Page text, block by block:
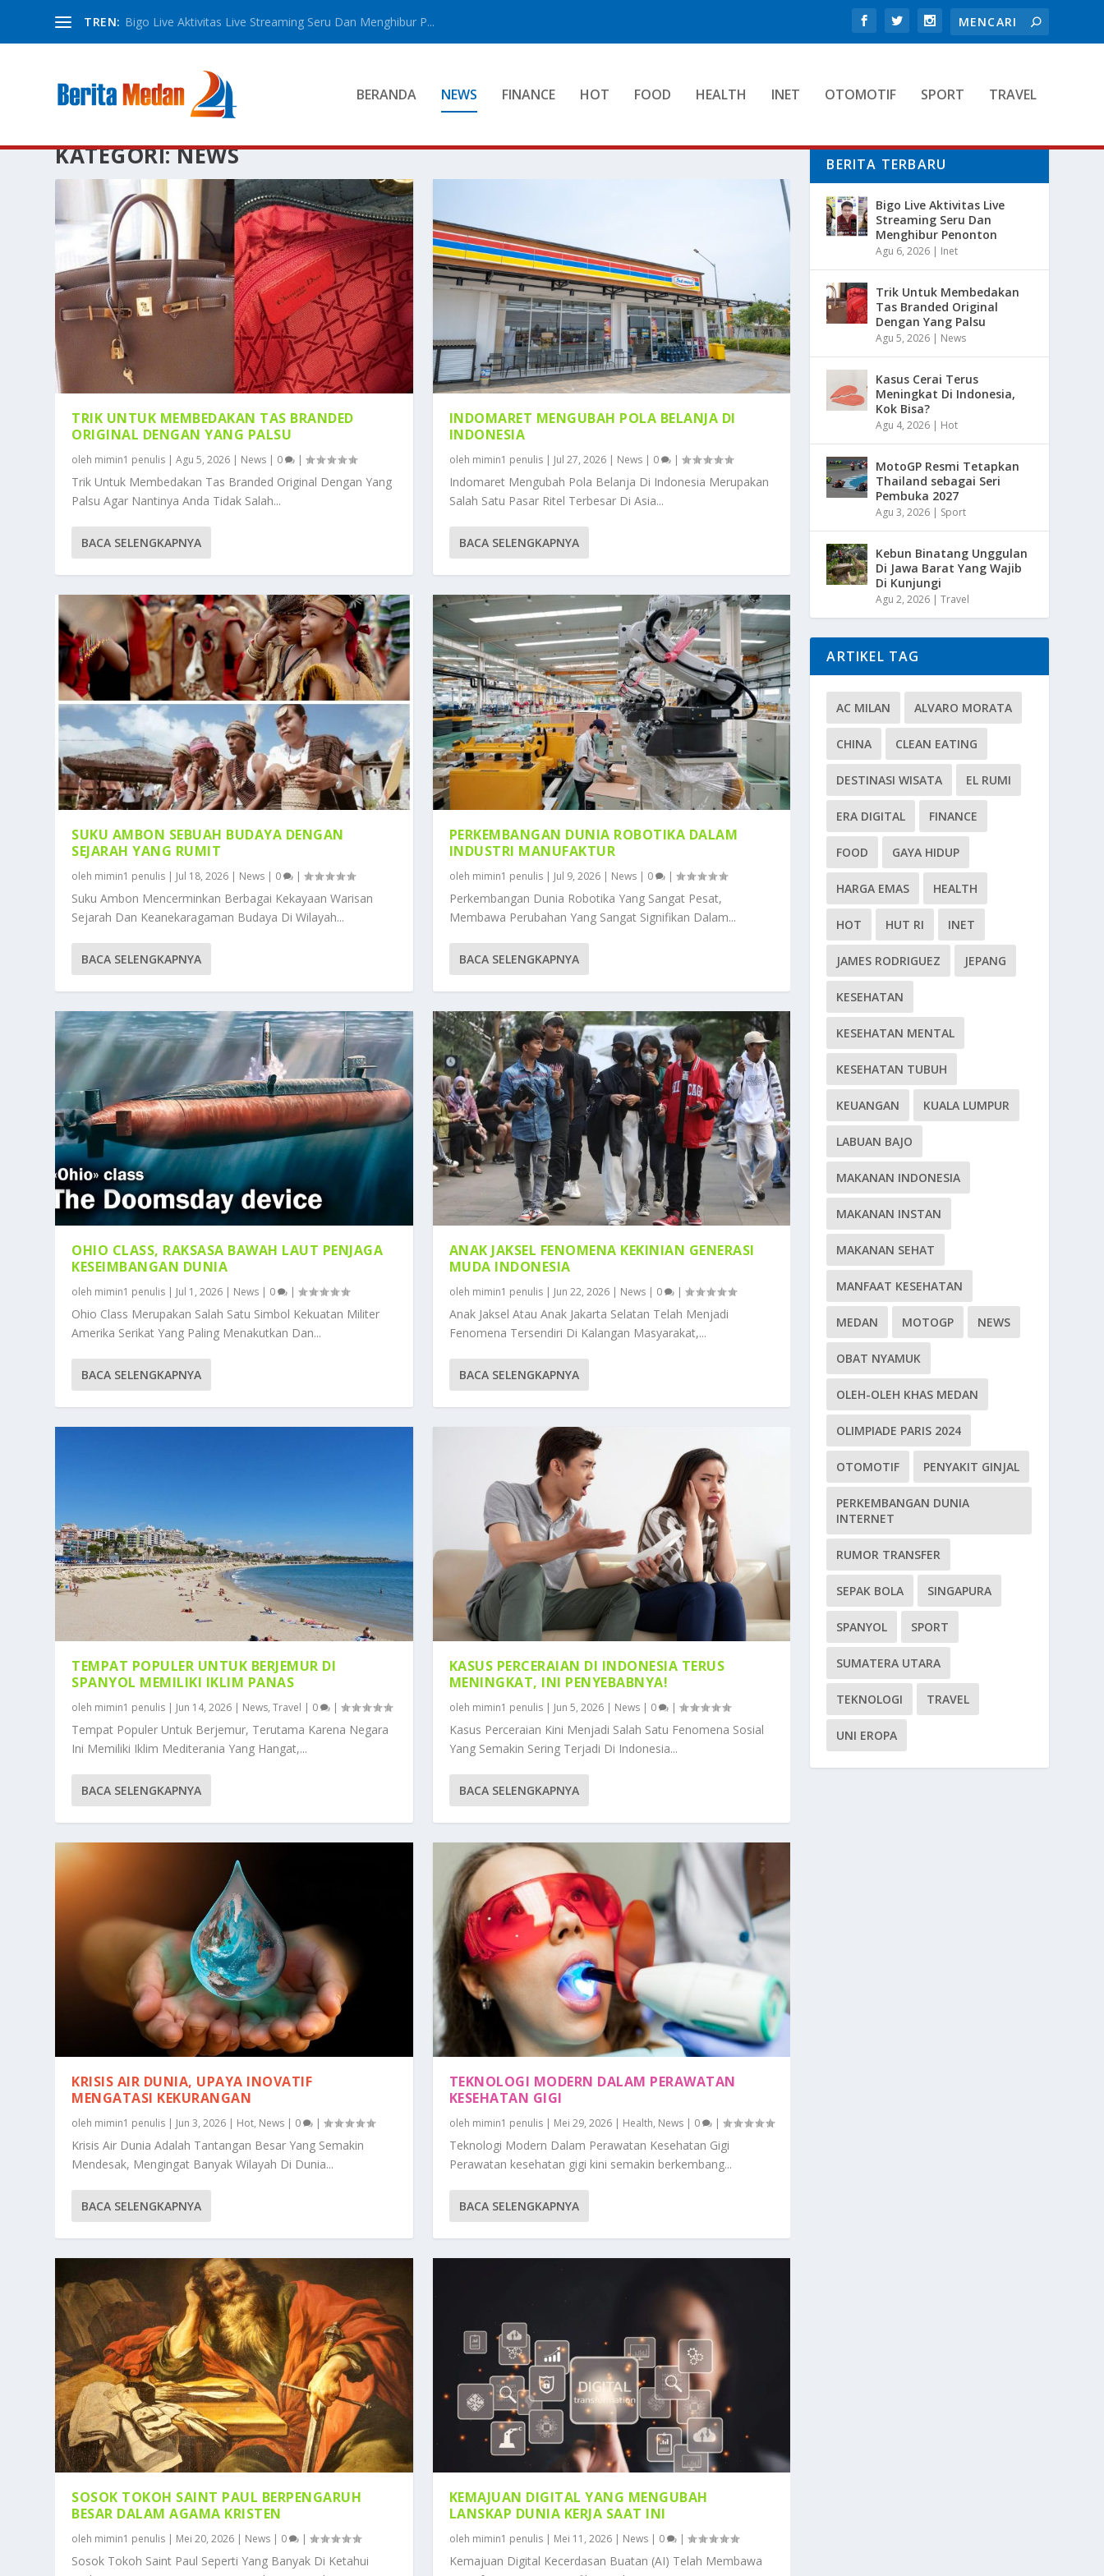
TREN: Bigo Live Aktivitas Live Streaming Seru Dan Menghibur P...
BERANDA NEWS FINANCE HOT FOOD HEALTH INET OTOMOTIF SPORT TRAVEL
KATEGORI:NEWS
TRIK UNTUK MEMBEDAKAN TAS BRANDED
ORIGINAL DENGAN YANG PALSU
oleh mimin1 penulis |Agu 5, 2026 | News | 0 |
Trik Untuk Membedakan Tas Branded Original Dengan Yang
Palsu Agar Nantinya Anda Tidak Salah...
BACA SELENGKAPNYA
SUKU AMBON SEBUAH BUDAYA DENGAN
SEJARAH YANG RUMIT
oleh mimin1 penulis | Jul 18, 2026 | News | 0 |
Suku Ambon Mencerminkan Berbagai Kekayaan Warisan
Sejarah Dan Keanekaragaman Budaya Di Wilayah...
BACA SELENGKAPNYA
OHIO CLASS, RAKSASA BAWAH LAUT PENJAGA
KESEIMBANGAN DUNIA
oleh mimin1 penulis | Jul 1, 2026 | News | 0 |
Ohio Class Merupakan Salah Satu Simbol Kekuatan Militer
Amerika Serikat Yang Paling Menakutkan Dan...
BACA SELENGKAPNYA
TEMPAT POPULER UNTUK BERJEMUR DI
SPANYOL MEMILIKI IKLIM PANAS
oleh mimin1 penulis | Jun 14, 2026 | News,Travel | 0 |
Tempat Populer Untuk Berjemur, Terutama Karena Negara
Ini Memiliki Iklim Mediterania Yang Hangat,...
BACA SELENGKAPNYA
KRISIS AIR DUNIA, UPAYA INOVATIF
MENGATASI KEKURANGAN
oleh mimin1 penulis | Jun 3, 2026 | Hot, News | 0 |
Krisis Air Dunia Adalah Tantangan Besar Yang Semakin
Mendesak, Mengingat Banyak Wilayah Di Dunia...
BACA SELENGKAPNYA
SOSOK TOKOH SAINT PAUL BERPENGARUH
BESAR DALAM AGAMA KRISTEN
oleh mimin1 penulis | Mei 20, 2026 | News | 0 |
Sosok Tokoh Saint Paul Seperti Yang Banyak Di Ketahui
INDOMARET MENGUBAH POLA BELANJA DI
INDONESIA
oleh mimin1 penulis| Jul 27, 2026| News| 0 |
Indomaret Mengubah Pola Belanja Di Indonesia Merupakan
Salah Satu Pasar Ritel Terbesar Di Asia...
BACA SELENGKAPNYA
PERKEMBANGAN DUNIA ROBOTIKA DALAM
INDUSTRI MANUFAKTUR
oleh mimin1 penulis| Jul 9, 2026| News| 0 |
Perkembangan Dunia Robotika Yang Sangat Pesat,
Membawa Perubahan Yang Sangat Signifikan Dalam...
BACA SELENGKAPNYA
ANAK JAKSEL FENOMENA KEKINIAN GENERASI
MUDA INDONESIA
oleh mimin1 penulis| Jun 22, 2026| News| 0 |
Anak Jaksel Atau Anak Jakarta Selatan Telah Menjadi
Fenomena Tersendiri Di Kalangan Masyarakat,...
BACA SELENGKAPNYA
KASUS PERCERAIAN DI INDONESIA TERUS
MENINGKAT, INI PENYEBABNYA!
oleh mimin1 penulis| Jun 5, 2026| News| 0 |
Kasus Perceraian Kini Menjadi Salah Satu Fenomena Sosial
Yang Semakin Sering Terjadi Di Indonesia...
BACA SELENGKAPNYA
TEKNOLOGI MODERN DALAM PERAWATAN
KESEHATAN GIGI
oleh mimin1 penulis| Mei 29, 2026| Health, News| 0 |
Teknologi Modern Dalam Perawatan Kesehatan Gigi
Perawatan kesehatan gigi kini semakin berkembang...
BACA SELENGKAPNYA
KEMAJUAN DIGITAL YANG MENGUBAH
LANSKAP DUNIA KERJA SAAT INI
oleh mimin1 penulis| Mei 11, 2026| News| 0 |
Kemajuan Digital Kecerdasan Buatan (AI) Telah Membawa
BERITA TERBARU
Bigo Live Aktivitas Live
Streaming Seru Dan
Menghibur Penonton
Agu 6, 2026 | Inet
Trik Untuk Membedakan
Tas Branded Original
Dengan Yang Palsu
Agu 5, 2026 | News
Kasus Cerai Terus
Meningkat Di Indonesia,
Kok Bisa?
Agu 4, 2026 | Hot
MotoGP Resmi Tetapkan
Thailand sebagai Seri
Pembuka 2027
Agu 3, 2026 | Sport
Kebun Binatang Unggulan
Di Jawa Barat Yang Wajib
Di Kunjungi
Agu 2, 2026 |Travel
ARTIKEL TAG
AC MILAN ALVARO MORATA
CHINA CLEAN EATING
DESTINASI WISATA EL RUMI
ERA DIGITAL FINANCE
FOOD GAYA HIDUP
HARGA EMAS HEALTH
HOT HUT RI INET
JAMES RODRIGUEZ JEPANG
KESEHATAN
KESEHATAN MENTAL
KESEHATAN TUBUH
KEUANGAN KUALA LUMPUR
LABUAN BAJO
MAKANAN INDONESIA
MAKANAN INSTAN
MAKANAN SEHAT
MANFAAT KESEHATAN
MEDAN MOTOGP NEWS
OBAT NYAMUK
OLEH-OLEH KHAS MEDAN
OLIMPIADE PARIS 2024
OTOMOTIF PENYAKIT GINJAL
PERKEMBANGAN DUNIA
INTERNET
RUMOR TRANSFER
SEPAK BOLA SINGAPURA
SPANYOL SPORT
SUMATERA UTARA
TEKNOLOGI TRAVEL
UNI EROPA